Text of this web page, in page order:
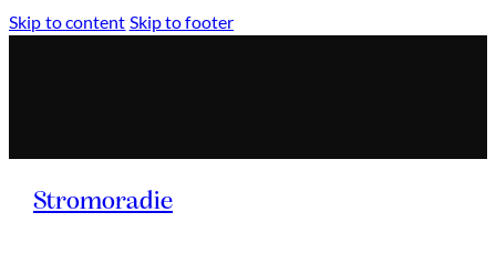
Skip to content Skip to footer
Stromoradie